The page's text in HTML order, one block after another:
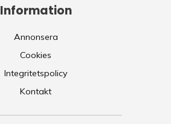
Information
Annonsera
Cookies
Integritetspolicy
Kontakt